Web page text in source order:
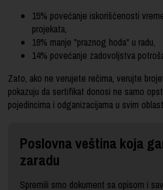
15% povećanje iskorišćenosti
projekata,
18% manje "praznog hoda" u radu,
14% povećanje zadovoljstva
Zato, ako ne verujete rečima, verujte
pokazuju da sertifikat donosi ne samo
pojedincima i odganizacijama u svim
Poslovna veština koja
zaradu
Spremili smo dokument sa opisom i